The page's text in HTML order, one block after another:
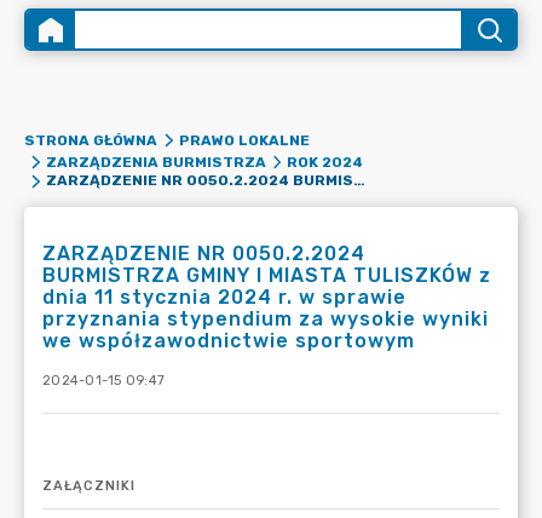
STRONA GŁÓWNA
PRAWO LOKALNE
ZARZĄDZENIA BURMISTRZA
ROK 2024
ZARZĄDZENIE NR 0050.2.2024 BURMISTRZA GMINY I MIASTA TULISZKÓW Z DNIA 11 STYCZNIA 2024 R. W SPRAWIE PRZYZNANIA STYPENDIUM ZA WYSOKIE WYNIKI WE WSPÓŁZAWODNICTWIE SPORTOWYM
ZARZĄDZENIE NR 0050.2.2024
BURMISTRZA GMINY I MIASTA TULISZKÓW z
dnia 11 stycznia 2024 r. w sprawie
przyznania stypendium za wysokie wyniki
we współzawodnictwie sportowym
2024-01-15 09:47
ZAŁĄCZNIKI